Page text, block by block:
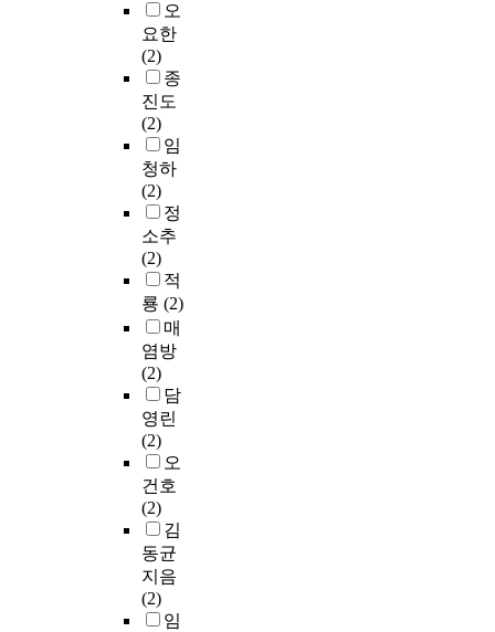
오
요한
(2)
종
진도
(2)
임
청하
(2)
정
소추
(2)
적
룡 (2)
매
염방
(2)
담
영린
(2)
오
건호
(2)
김
동균
지음
(2)
임